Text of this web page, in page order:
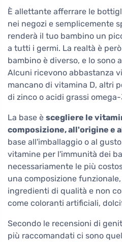
È allettante afferrare le
nei negozi e semplicemente
renderà il tuo bambino un
a tutti i germi. La realtà è
bambino è diverso, e lo sono
Alcuni ricevono abbastanza
mancano di vitamina D, altri
di zinco o acidi grassi
La base è scegliere le
composizione, all'origine e
base all'imballaggio o al
vitamine per l'immunità dei
necessariamente le più
una composizione
ingredienti di qualità e non
come coloranti artificiali,
Secondo le recensioni di
più raccomandati ci sono